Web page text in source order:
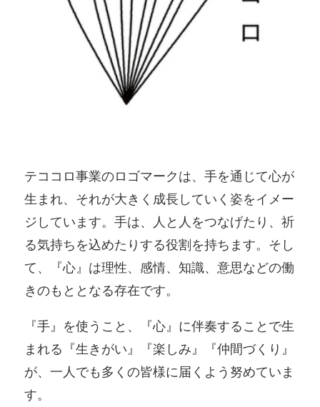
テココロ事業のロゴマークは、手を通じて心が
生まれ、それが大きく成長していく姿をイメー
ジしています。手は、人と人をつなげたり、祈
る気持ちを込めたりする役割を持ちます。そし
て、『心』は理性、感情、知識、意思などの働
きのもととなる存在です。
『手』を使うこと、『心』に伴奏することで生
まれる『生きがい』『楽しみ』『仲間づくり』
が、一人でも多くの皆様に届くよう努めていま
す。